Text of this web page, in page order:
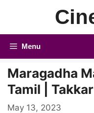
Menu
Maragadha
Tamil |
May 13, 2023